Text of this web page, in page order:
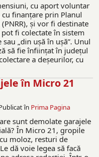
cu aport voluntar
finanțare prin Planul
și vor fi destinate
fi colectate în sistem
„din ușă în ușă”. Unul
să fie înființat în județul
a deșeurilor, cu
în Micro 21
în Prima Pagina
sunt demolate garajele
În Micro 21, gropile
moloz, resturi de
dă voie legea să facă